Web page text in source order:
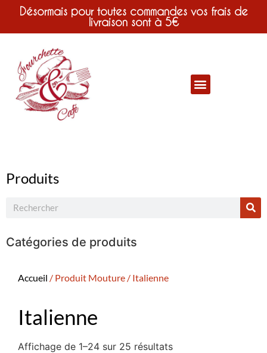
Désormais pour toutes commandes vos frais de
livraison sont à 5€
Produits
Catégories de produits
Accueil / Produit Mouture / Italienne
Italienne
Affichage de 1–24 sur 25 résultats